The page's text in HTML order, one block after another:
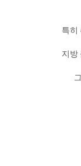
특히
지방